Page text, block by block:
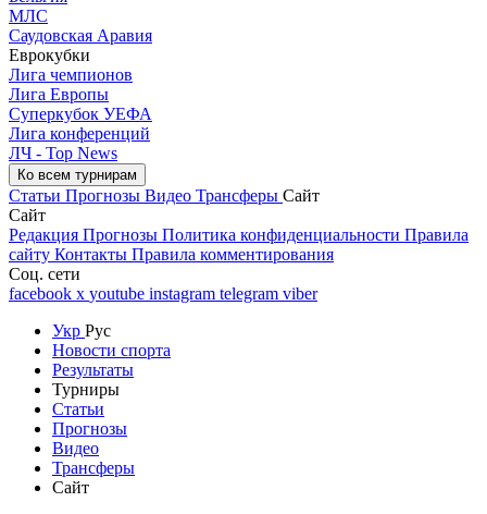
МЛС
Саудовская Аравия
Еврокубки
Лига чемпионов
Лига Европы
Суперкубок УЕФА
Лига конференций
ЛЧ - Top News
Ко всем турнирам
Статьи Прогнозы Видео Трансферы Сайт
Сайт
Редакция Прогнозы Политика конфиденциальности Правила
сайту Контакты Правила комментирования
Соц. сети
facebook x youtube instagram telegram viber
Укр Рус
Новости спорта
Результаты
Турниры
Статьи
Прогнозы
Видео
Трансферы
Сайт